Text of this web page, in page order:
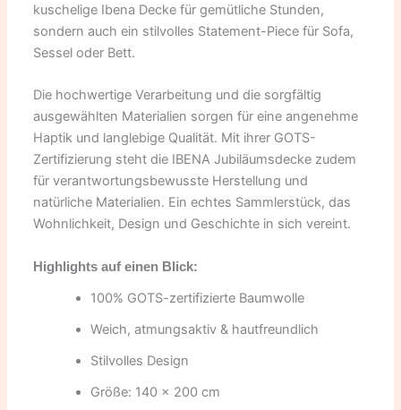
kuschelige Ibena Decke für gemütliche Stunden,
sondern auch ein stilvolles Statement-Piece für Sofa,
Sessel oder Bett.
Die hochwertige Verarbeitung und die sorgfältig
ausgewählten Materialien sorgen für eine angenehme
Haptik und langlebige Qualität. Mit ihrer GOTS-
Zertifizierung steht die IBENA Jubiläumsdecke zudem
für verantwortungsbewusste Herstellung und
natürliche Materialien. Ein echtes Sammlerstück, das
Wohnlichkeit, Design und Geschichte in sich vereint.
Highlights auf einen Blick:
100% GOTS-zertifizierte Baumwolle
Weich, atmungsaktiv & hautfreundlich
Stilvolles Design
Größe: 140 x 200 cm